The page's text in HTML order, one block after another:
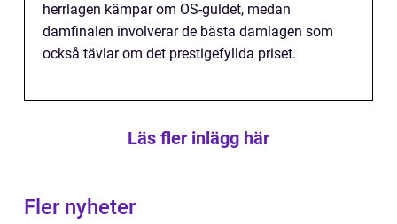
herrlagen kämpar om OS-guldet, medan
damfinalen involverar de bästa damlagen som
också tävlar om det prestigefyllda priset.
Läs fler inlägg här
Fler nyheter